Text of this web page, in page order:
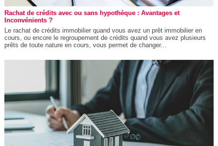
Rachat de crédits avec ou sans hypothèque : Avantages et
Inconvénients ?
Le rachat de crédits immobilier quand vous avez un prêt immobilier en
cours, ou encore le regroupement de crédits quand vous avez plusieurs
prêts de toute nature en cours, vous permet de changer...